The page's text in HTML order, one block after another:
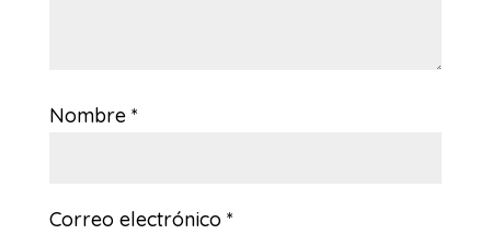
Nombre *
Correo electrónico *